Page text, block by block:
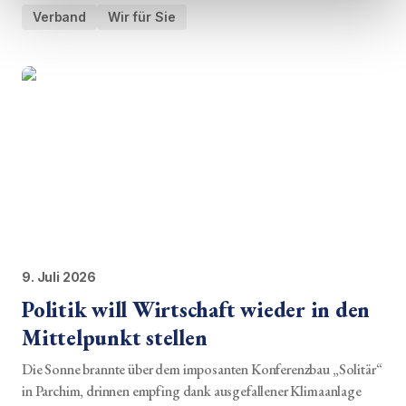
Verband Wir für Sie
9. Juli 2026
Politik will Wirtschaft wieder in den
Mittelpunkt stellen
Die Sonne brannte über dem imposanten Konferenzbau „Solitär“
in Parchim, drinnen empfing dank ausgefallener Klimaanlage